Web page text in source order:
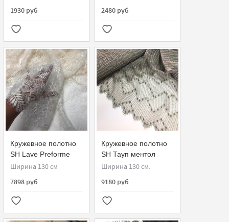
1930 руб 2480 руб
Кружевное полотно
SH Lave Preforme
076070-G
Ширина 130 см
7898 руб
Кружевное полотно
SH Тауп ментол
140265.23
Ширина 130 см.
9180 руб